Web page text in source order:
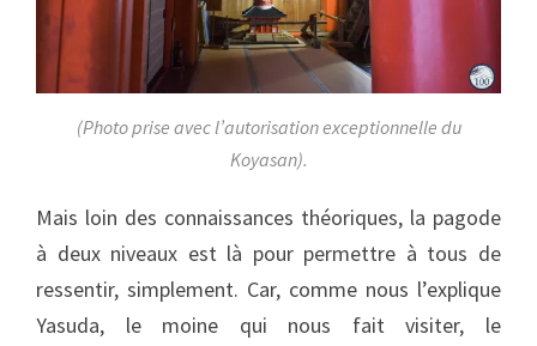
(Photo prise avec l’autorisation exceptionnelle du
Koyasan).
Mais loin des connaissances théoriques, la pagode
à deux niveaux est là pour permettre à tous de
ressentir, simplement. Car, comme nous l’explique
Yasuda, le moine qui nous fait visiter, le